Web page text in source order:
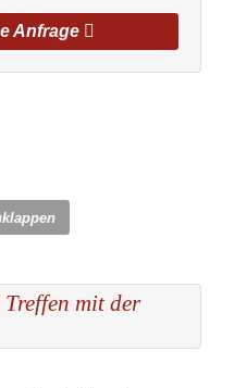
Anfrage
mit der